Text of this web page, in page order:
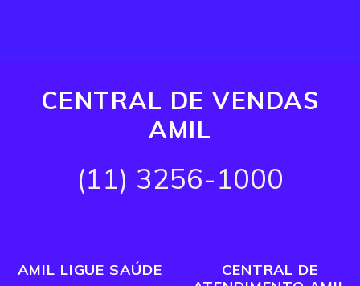
CENTRAL DE VENDAS
AMIL
(11) 3256-1000
AMIL LIGUE SAÚDE
CENTRAL DE